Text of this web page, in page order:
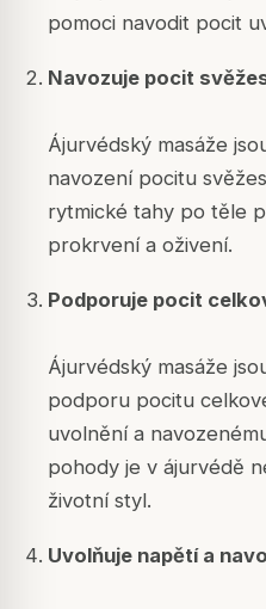
pomoci navodit pocit
Navozuje pocit
Ájurvédský masáže
navození pocitu
rytmické tahy po těle
prokrvení a oživení.
Podporuje pocit
Ájurvédský masáže
podporu pocitu
uvolnění a
pohody je v ájurvédě
životní styl.
Uvolňuje napětí a